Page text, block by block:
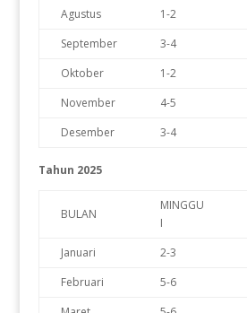
Agustus
1-2
September
3-4
Oktober
1-2
November
4-5
Desember
3-4
Tahun 2025
BULAN
MINGGU
I
Januari
2-3
Februari
5-6